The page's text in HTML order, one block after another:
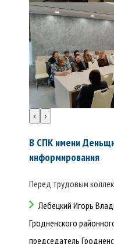
‹ ›
В СПК имени
информирования
Перед трудовым
Лебецкий Игорь
Гродненского
председатель